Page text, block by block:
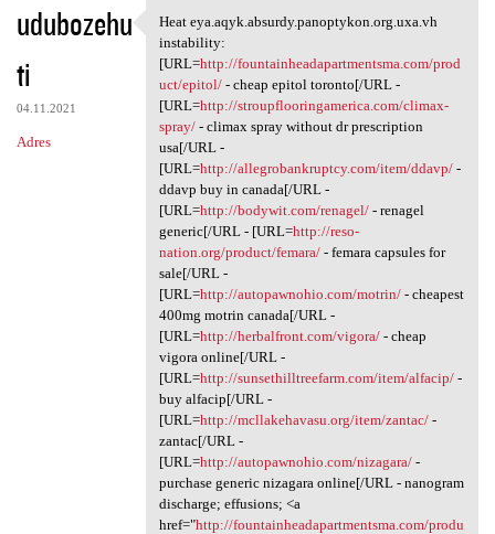
udubozehu
ti
04.11.2021
Adres
Heat eya.aqyk.absurdy
Heat eya.aqyk.absurdy.panoptykon.org.uxa.vh
instability:
[URL=http://fountainheadapartmentsma.com/prod
uct/epitol/- cheap epitol toronto[/URL -
[URL=http://stroupflooringamerica.com/climax-
spray/- climax spray without dr prescription
usa[/URL -
[URL=http://allegrobankruptcy.com/item/ddavp/-
ddavp buy in canada[/URL -
[URL=http://bodywit.com/renagel/- renagel
generic[/URL - [URL=http://reso-
nation.org/product/femara/- femara capsules for
sale[/URL -
[URL=http://autopawnohio.com/motrin/- cheapest
400mg motrin canada[/URL -
[URL=http://herbalfront.com/vigora/- cheap
vigora online[/URL -
[URL=http://sunsethilltreefarm.com/item/alfacip/-
buy alfacip[/URL -
[URL=http://mcllakehavasu.org/item/zantac/-
zantac[/URL -
[URL=http://autopawnohio.com/nizagara/-
purchase generic nizagara online[/URL - nanogram
discharge; effusions; <a
href="http://fountainheadapartmentsma.com/produ